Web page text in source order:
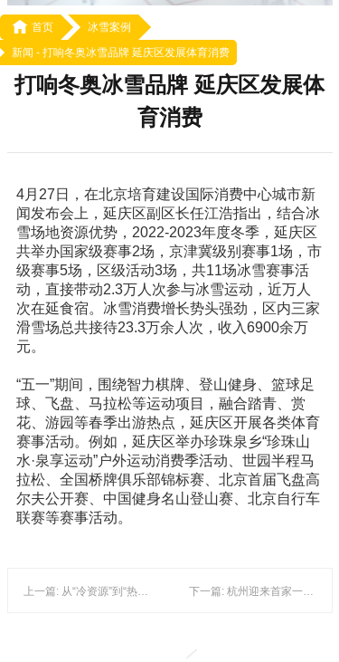
 首页
冰雪案例
新闻 - 打响冬奥冰雪品牌 延庆区发展体育消费
打响冬奥冰雪品牌 延庆区发展体
育消费
4月27日，在北京培育建设国际消费中心城市新
闻发布会上，延庆区副区长任江浩指出，结合冰
雪场地资源优势，2022-2023年度冬季，延庆区
共举办国家级赛事2场，京津冀级别赛事1场，市
级赛事5场，区级活动3场，共11场冰雪赛事活
动，直接带动2.3万人次参与冰雪运动，近万人
次在延食宿。冰雪消费增长势头强劲，区内三家
滑雪场总共接待23.3万余人次，收入6900余万
元。
“五一”期间，围绕智力棋牌、登山健身、篮球足
球、飞盘、马拉松等运动项目，融合踏青、赏
花、游园等春季出游热点，延庆区开展各类体育
赛事活动。例如，延庆区举办珍珠泉乡“珍珠山
水·泉享运动”户外运动消费季活动、世园半程马
拉松、全国桥牌俱乐部锦标赛、北京首届飞盘高
尔夫公开赛、中国健身名山登山赛、北京自行车
联赛等赛事活动。
上一篇: 从“冷资源”到“热经济”：“冰雪+”走俏春节旅游消费季 下一篇: 杭州迎来首家一站式室内滑雪场，浙江冰雪文旅深度结合